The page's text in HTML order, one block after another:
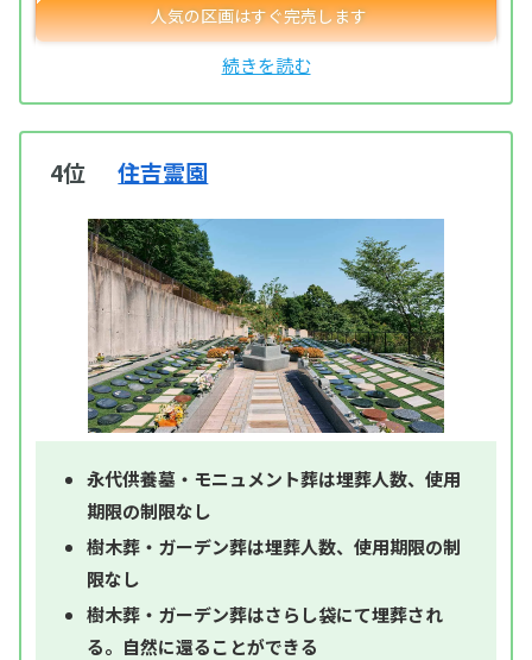
4位 住吉霊園
永代供養墓・モニュメント葬は埋葬人数、使用
期限の制限なし
樹木葬・ガーデン葬は埋葬人数、使用期限の制
限なし
樹木葬・ガーデン葬はさらし袋にて埋葬され
る。自然に還ることができる